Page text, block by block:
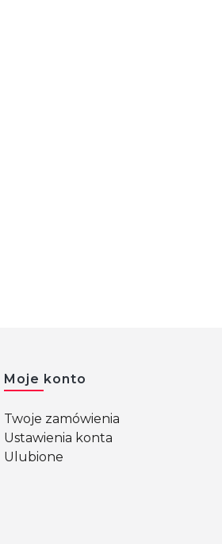
Moje konto
Twoje zamówienia
Ustawienia konta
Ulubione